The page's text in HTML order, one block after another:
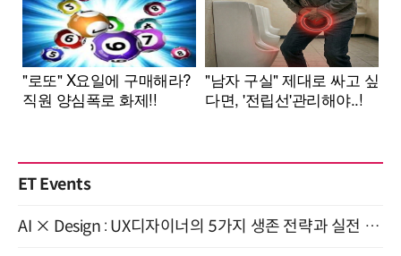
ET Events
AI × Design : UX디자이너의 5가지 생존 전략과 실전 대응 8월 28일 개최